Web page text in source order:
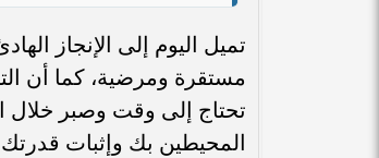
تميل اليوم إلى الإنجاز
مستقرة ومرضية، كما أن
تحتاج إلى وقت وصبر خلال
المحيطين بك وإثبات